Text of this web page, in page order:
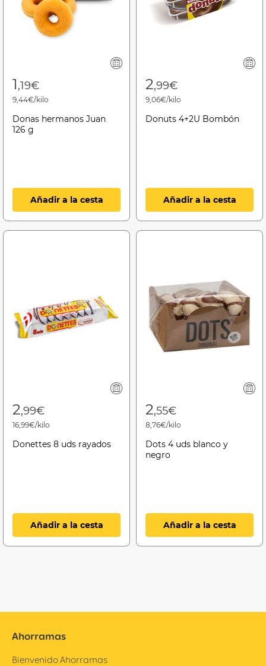
1,19€
9,44€/kilo
Donas hermanos Juan
126 g
Añadir a la cesta
2,99€
9,06€/kilo
Donuts 4+2U Bombón
Añadir a la cesta
2,99€
16,99€/kilo
Donettes 8 uds rayados
Añadir a la cesta
2,55€
8,76€/kilo
Dots 4 uds blanco y
negro
Añadir a la cesta
Ahorramas
Bienvenido Ahorramas